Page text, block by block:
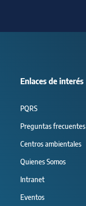
Enlaces de interés
PQRS
Preguntas frecuentes
Centros ambientales
Quienes Somos
Intranet
Eventos